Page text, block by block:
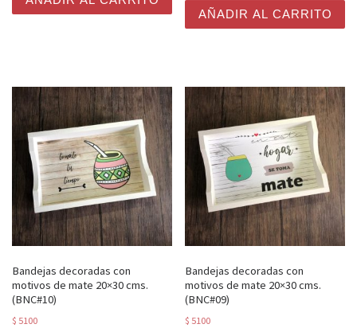
AÑADIR AL CARRITO
Bandejas decoradas con
motivos de mate 20×30 cms.
(BNC#10)
$ 5100
Bandejas decoradas con
motivos de mate 20×30 cms.
(BNC#09)
$ 5100